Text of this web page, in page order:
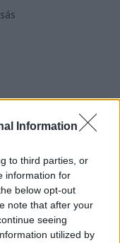
Information
to third parties, or
information for
below opt-out
note that after your
seeing
utilized by
·Árak·